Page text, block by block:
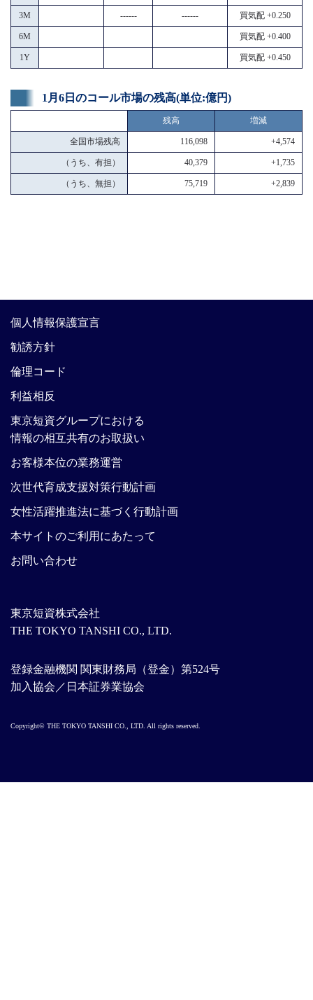
3M ------ ------ 買気配 +0.250
6M 買気配 +0.400
1Y 買気配 +0.450
1月6日のコール市場の残高(単位:億円)
残高 増減
全国市場残高 116,098 +4,574
（うち、有担） 40,379 +1,735
（うち、無担） 75,719 +2,839
東京短資株式会社
THE TOKYO TANSHI CO., LTD.
登録金融機関 関東財務局（登金）第524号
加入協会／日本証券業協会
個人情報保護宣言
勧誘方針
倫理コード
利益相反
東京短資グループにおける
情報の相互共有のお取扱い
お客様本位の業務運営
次世代育成支援対策行動計画
女性活躍推進法に基づく行動計画
本サイトのご利用にあたって
お問い合わせ
Copyright© THE TOKYO TANSHI CO., LTD. All rights reserved.